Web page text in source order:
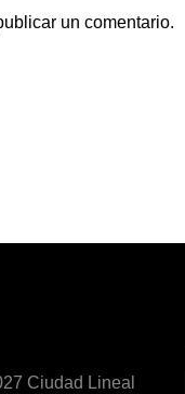
un comentario.
Ciudad Lineal